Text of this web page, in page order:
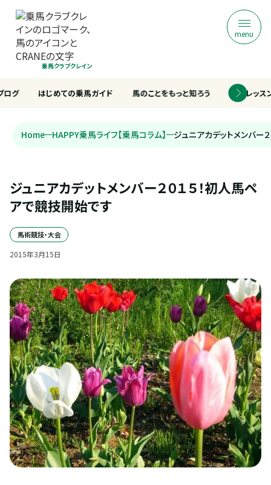
乗馬クラブクレイン
menu
はじめての乗馬ガイド 馬のことをもっと知ろう 乗馬レッス
ログ
Home HAPPY乗馬ライフ【乗馬コラム】 ジュニアカデットメンバー
ジュニアカデットメンバー２０１５！初人馬ペ
アで競技開始です
馬術競技・大会
2015年3月15日